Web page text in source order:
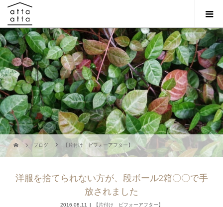
ブログ 【片付け ビフォーアフター】
洋服を捨てられない方が、段ボール2箱〇〇で手
放されました
2016.08.11 【片付け ビフォーアフター】